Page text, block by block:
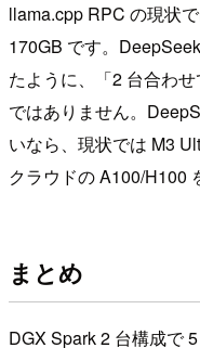
llama.cpp RPC の現状
170GB です。
たように、「2 台合わ
ではありません。
いなら、現状では M3
クラウドの A100/H100
まとめ
DGX Spark 2 台構成で